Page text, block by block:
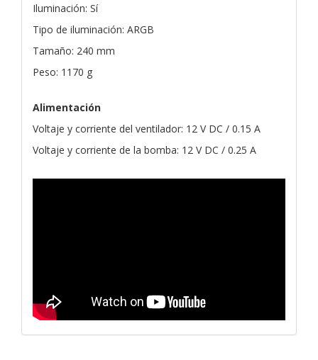
Iluminación: Sí
Tipo de iluminación: ARGB
Tamaño: 240 mm
Peso: 1170 g
Alimentación
Voltaje y corriente del ventilador: 12 V DC / 0.15 A
Voltaje y corriente de la bomba: 12 V DC / 0.25 A